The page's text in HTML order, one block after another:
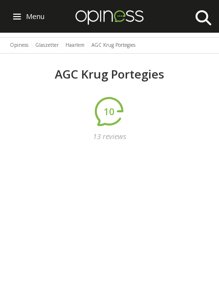
Menu
Opiness Glaszetter Haarlem AGC Krug Portegies
AGC Krug Portegies
10
13 reviews